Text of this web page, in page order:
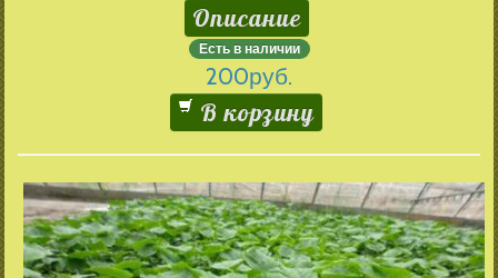
Описание
Есть в наличии
200руб.
В корзину